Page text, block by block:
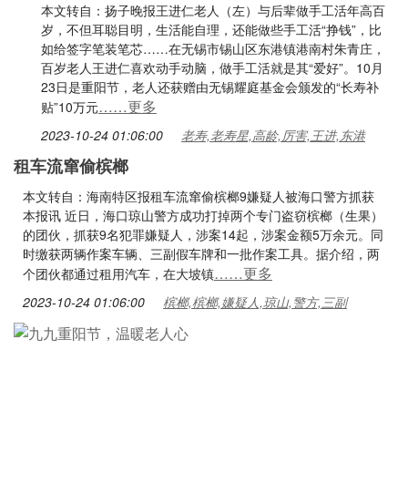
本文转自：扬子晚报王进仁老人（左）与后辈做手工活年高百
岁，不但耳聪目明，生活能自理，还能做些手工活“挣钱”，比
如给签字笔装笔芯……在无锡市锡山区东港镇港南村朱青庄，
百岁老人王进仁喜欢动手动脑，做手工活就是其“爱好”。10月
23日是重阳节，老人还获赠由无锡耀庭基金会颁发的“长寿补
贴”10万元……更多
2023-10-24 01:06:00 老寿,老寿星,高龄,厉害,王进,东港
租车流窜偷槟榔
本文转自：海南特区报租车流窜偷槟榔9嫌疑人被海口警方抓获
本报讯 近日，海口琼山警方成功打掉两个专门盗窃槟榔（生果）
的团伙，抓获9名犯罪嫌疑人，涉案14起，涉案金额5万余元。同
时缴获两辆作案车辆、三副假车牌和一批作案工具。据介绍，两
个团伙都通过租用汽车，在大坡镇……更多
2023-10-24 01:06:00 槟榔,槟榔,嫌疑人,琼山,警方,三副